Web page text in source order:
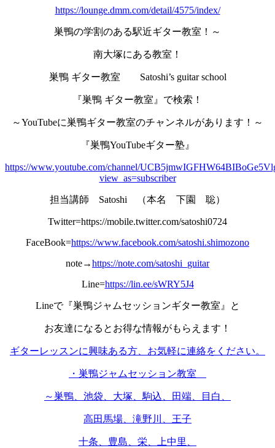
https://lounge.dmm.com/detail/4575/index/
巣鴨の学割のある駅近ギター教室！～
南大塚にある教室！
巣鴨 ギター教室 Satoshi’s guitar school
『巣鴨 ギター教室』で検索！
～YouTubeに巣鴨ギター教室のチャンネルがあります！～
『巣鴨YouTubeギター塾』
https://www.youtube.com/channel/
view_as=subscriber
担当講師 Satoshi （本名 下園 聡）
Twitter=https://mobile.twitter.com/satoshi0724
FaceBook=https://www.facebook.com/satoshi.shimozono
note→https://note.com/satoshi_guitar
Line=https://lin.ee/sWRY5J4
Lineで『巣鴨ジャムセッションギター教室』と
お友達になるとお得な情報がもらえます！
ギターレッスンに興味ある方、お気軽に連絡をください。
・巣鴨ジャムセッション教室
～巣鴨、池袋、大塚、駒込、田端、目白、
高田馬場、滝野川、王子
十条、豊島、栄、上中里、